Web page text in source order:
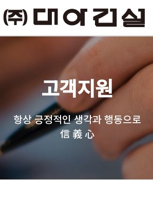
고객지원
항상 긍정적인 생각과 행동으로
信 義 心